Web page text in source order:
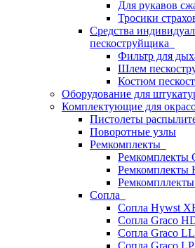
Для рукавов
Тросики
Средства
пескоструйщика
Фильтр для
Шлем
Костюм
Оборудование для
Комплектующие для
Пистолеты
Поворотные узлы
Ремкомплекты
Ремкомплекты
Ремкомплекты
Сопла
Сопла Hywst
Сопла Graco
Сопла Graco
Сопла Graco LP